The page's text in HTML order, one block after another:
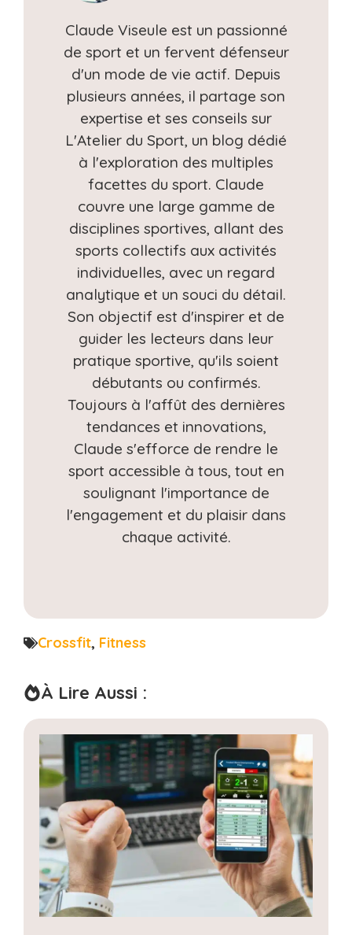
Claude Viseule est un passionné
de sport et un fervent défenseur
d'un mode de vie actif. Depuis
plusieurs années, il partage son
expertise et ses conseils sur
L'Atelier du Sport, un blog dédié
à l'exploration des multiples
facettes du sport. Claude
couvre une large gamme de
disciplines sportives, allant des
sports collectifs aux activités
individuelles, avec un regard
analytique et un souci du détail.
Son objectif est d'inspirer et de
guider les lecteurs dans leur
pratique sportive, qu'ils soient
débutants ou confirmés.
Toujours à l'affût des dernières
tendances et innovations,
Claude s'efforce de rendre le
sport accessible à tous, tout en
soulignant l'importance de
l'engagement et du plaisir dans
chaque activité.
Crossfit, Fitness
À Lire Aussi :